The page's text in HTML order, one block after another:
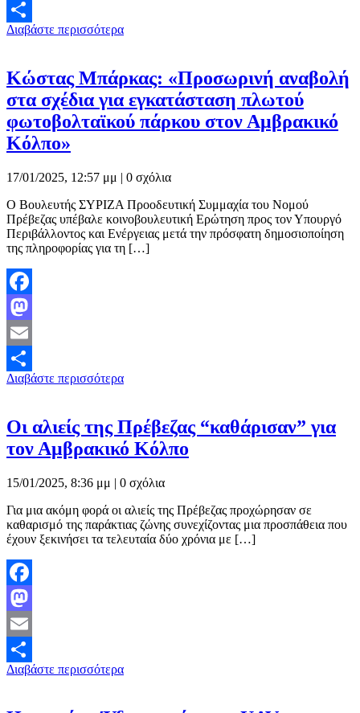
Email
Μοιραστείτε
Διαβάστε περισσότερα
Κώστας Μπάρκας: «Προσωρινή αναβολή
στα σχέδια για εγκατάσταση πλωτού
φωτοβολταϊκού πάρκου στον Αμβρακικό
Κόλπο»
17/01/2025, 12:57 μμ | 0 σχόλια
O Bουλευτής ΣΥΡΙΖΑ Προοδευτική Συμμαχία του Νομού
Πρέβεζας υπέβαλε κοινοβουλευτική Ερώτηση προς τον Υπουργό
Περιβάλλοντος και Ενέργειας μετά την πρόσφατη δημοσιοποίηση
της πληροφορίας για τη […]
Facebook
Mastodon
Email
Μοιραστείτε
Διαβάστε περισσότερα
Οι αλιείς της Πρέβεζας “καθάρισαν” για
τον Αμβρακικό Κόλπο
15/01/2025, 8:36 μμ | 0 σχόλια
Για μια ακόμη φορά οι αλιείς της Πρέβεζας προχώρησαν σε
καθαρισμό της παράκτιας ζώνης συνεχίζοντας μια προσπάθεια που
έχουν ξεκινήσει τα τελευταία δύο χρόνια με […]
Facebook
Mastodon
Email
Μοιραστείτε
Διαβάστε περισσότερα